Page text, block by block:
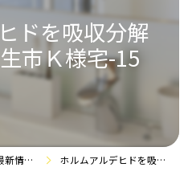
ドを吸収分解
市Ｋ様宅-15
報・施工事例 ホルムアルデヒドを吸収分解[遮熱の家]羽生市Ｋ様宅-15